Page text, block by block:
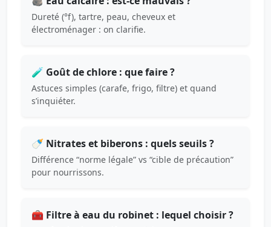
Dureté (°f), tartre, peau, cheveux et
électroménager : on clarifie.
🧪 Goût de chlore : que faire ?
Astuces simples (carafe, frigo, filtre) et quand
s’inquiéter.
🍼 Nitrates et biberons : quels seuils ?
Différence “norme légale” vs “cible de précaution”
pour nourrissons.
🧰 Filtre à eau du robinet : lequel choisir ?